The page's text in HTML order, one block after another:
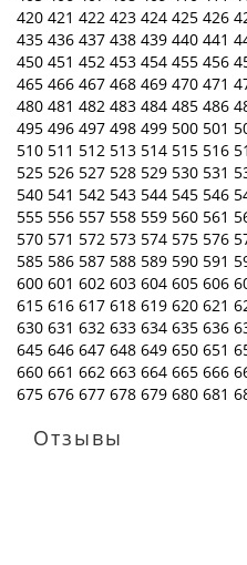
420 421 422 423 424 425 426
435 436 437 438 439 440 441
450 451 452 453 454 455 456
465 466 467 468 469 470 471
480 481 482 483 484 485 486
495 496 497 498 499 500 501
510 511 512 513 514 515 516
525 526 527 528 529 530 531
540 541 542 543 544 545 546
555 556 557 558 559 560 561
570 571 572 573 574 575 576
585 586 587 588 589 590 591
600 601 602 603 604 605 606
615 616 617 618 619 620 621
630 631 632 633 634 635 636
645 646 647 648 649 650 651
660 661 662 663 664 665 666
675 676 677 678 679 680 681
Отзывы